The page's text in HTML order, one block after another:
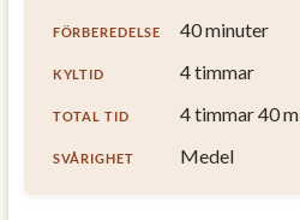
FÖRBEREDELSE 40 minuter
KYLTID 4 timmar
TOTAL TID 4 timmar 40
SVÅRIGHET Medel